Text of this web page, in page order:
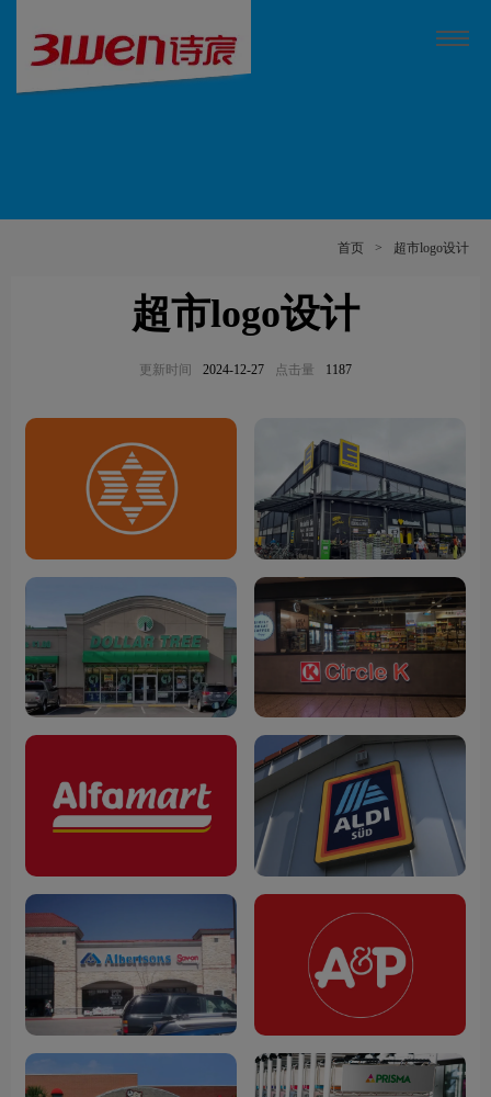
首页 > 超市logo设计
超市logo设计
更新时间 2024-12-27 点击量 1187